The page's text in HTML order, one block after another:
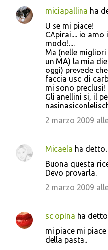
C
miciapallina ha
U se mi piace!
CApirai.... io amo
modo!....
Ma (nelle
un MA) la mia
oggi) prevede
faccia uso di
mi sono preclusi!
Gli anellini si, il
2 marzo 2009
Micaela ha
Buona questa
Devo provarla.
2 marzo 2009
sciopina ha
mi piace mi
della pasta..